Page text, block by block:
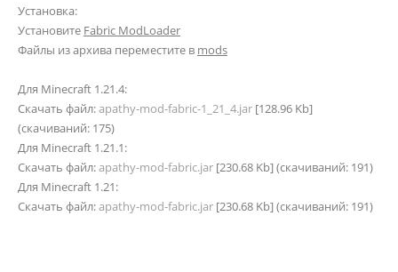
Установка:
Установите Fabric ModLoader
Файлы из архива переместите в mods
Для Minecraft 1.21.4:
Скачать файл:apathy-mod-fabric-1_21_4.jar
(cкачиваний: 175)
Для Minecraft 1.21.1:
Скачать файл:apathy-mod-fabric.jar [230.68 Kb] (cкачиваний: 191)
Для Minecraft 1.21:
Скачать файл:apathy-mod-fabric.jar [230.68 Kb] (cкачиваний: 191)